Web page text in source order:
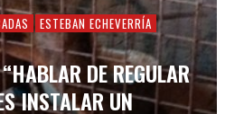
ESTEBAN ECHEVERRÍA
DE REGULAR
INSTALAR UN